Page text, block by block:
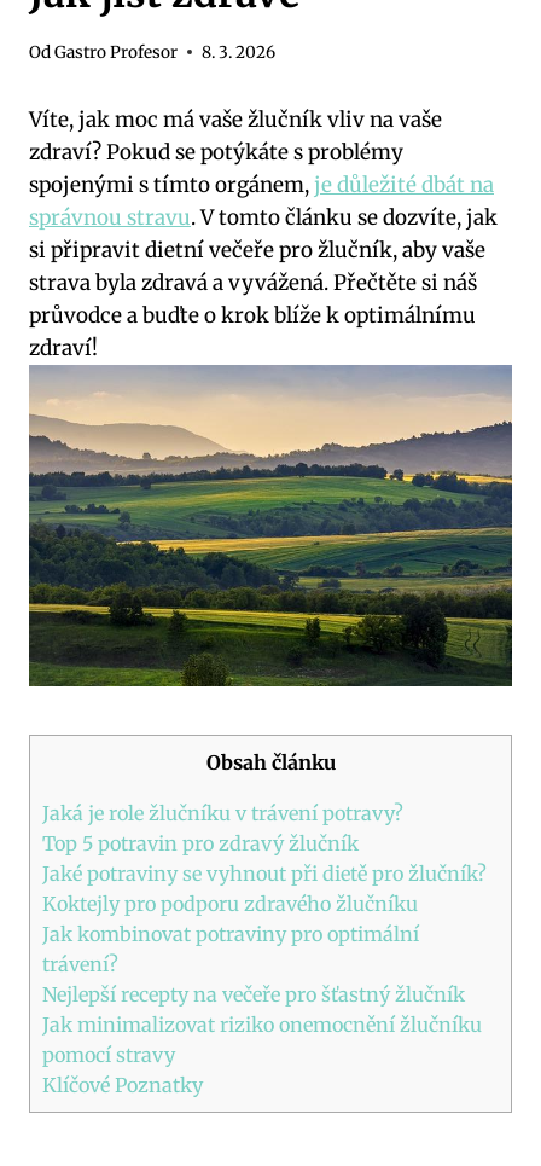
OdGastro Profesor 8. 3. 2026
Víte, jak moc má vaše žlučník vliv na vaše
zdraví? Pokud se potýkáte s problémy
spojenými s tímto orgánem,je důležité dbát na
správnou stravu. V tomto článku se dozvíte, jak
si připravit dietní večeře pro žlučník, aby vaše
strava byla zdravá a vyvážená. Přečtěte si náš
průvodce a buďte o krok blíže k optimálnímu
zdraví!
Obsah článku
Jaká je role žlučníku v trávení potravy?
Top 5 potravin pro zdravý žlučník
Jaké potraviny se vyhnout při dietě pro žlučník?
Koktejly pro podporu zdravého žlučníku
Jak kombinovat potraviny pro optimální
trávení?
Nejlepší recepty na večeře pro šťastný žlučník
Jak minimalizovat riziko onemocnění žlučníku
pomocí stravy
Klíčové Poznatky